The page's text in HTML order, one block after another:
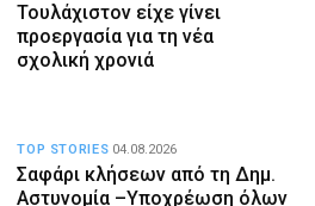
Τουλάχιστον είχε γίνει
προεργασία για τη νέα
σχολική χρονιά
Σαφάρι κλήσεων από τη Δημ.
Αστυνομία –Υποχρέωση όλων
TOP STORIES 04.08.2026